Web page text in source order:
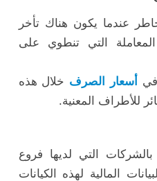
عندما يكون هناك تأخر
التي تنطوي على
أسعار الصرف خلال هذه
للأطراف المعنية.
التي لديها فروع
المالية لهذه الكيانات